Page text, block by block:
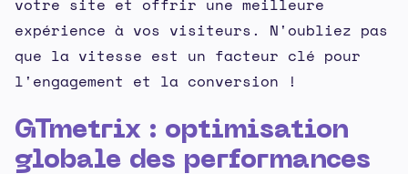
votre site et offrir une meilleure
expérience à vos visiteurs. N'oubliez pas
que la vitesse est un facteur clé pour
l'engagement et la conversion !
GTmetrix : optimisation
globale des performances